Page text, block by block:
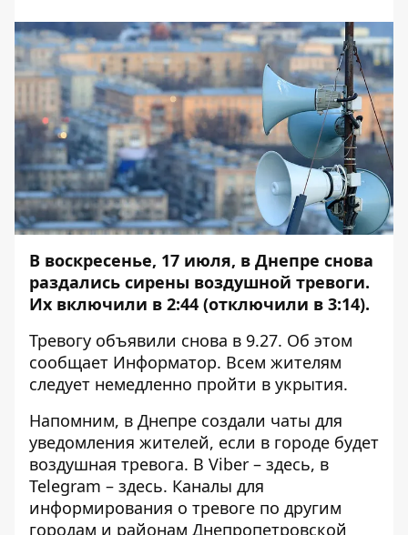
В воскресенье, 17 июля, в Днепре снова
раздались сирены воздушной тревоги.
Их включили в 2:44 (отключили в 3:14).
Тревогу объявили снова в 9.27. Об этом
сообщает Информатор. Всем жителям
следует немедленно пройти в укрытия.
Напомним, в Днепре создали чаты для
уведомления жителей, если в городе будет
воздушная тревога. В Viber – здесь, в
Telegram – здесь. Каналы для
информирования о тревоге по другим
городам и районам Днепропетровской